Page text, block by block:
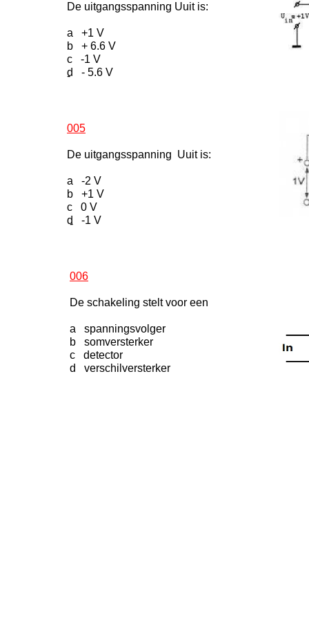
De uitgangsspanning Uuit is:
a +1 V
b + 6.6 V
c -1 V
d - 5.6 V
-
005
De uitgangsspanning Uuit is:
a -2 V
b +1 V
c 0 V
d -1 V
-
006
De schakeling stelt voor een
a spanningsvolger
b somversterker
c detector
d verschilversterker